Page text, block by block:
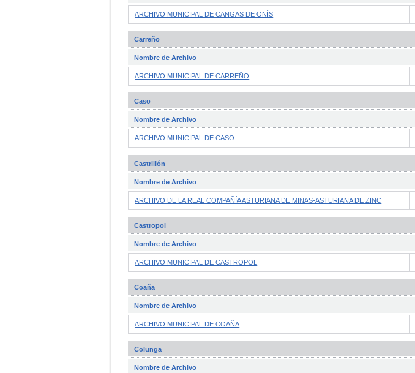
ARCHIVO MUNICIPAL DE CANGAS DE ONÍS
Carreño
Nombre de Archivo
ARCHIVO MUNICIPAL DE CARREÑO
Caso
Nombre de Archivo
ARCHIVO MUNICIPAL DE CASO
Castrillón
Nombre de Archivo
ARCHIVO DE LA REAL COMPAÑÍA ASTURIANA DE MINAS-ASTURIANA DE ZINC
Castropol
Nombre de Archivo
ARCHIVO MUNICIPAL DE CASTROPOL
Coaña
Nombre de Archivo
ARCHIVO MUNICIPAL DE COAÑA
Colunga
Nombre de Archivo